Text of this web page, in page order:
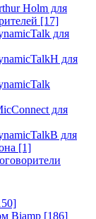
Holm для
[17]
для
для
для
для
[1]
Biamp [186]